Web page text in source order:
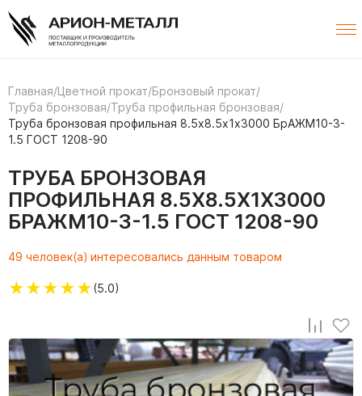
Главная/Цветной прокат/Бронзовый прокат/
Труба бронзовая/Труба профильная бронзовая/
Труба бронзовая профильная 8.5х8.5х1х3000 БрАЖМ10-3-
1.5 ГОСТ 1208-90
ТРУБА БРОНЗОВАЯ
ПРОФИЛЬНАЯ 8.5Х8.5Х1Х3000
БРАЖМ10-3-1.5 ГОСТ 1208-90
49 человек(а) интересовались данным товаром
★★★★★(5.0)